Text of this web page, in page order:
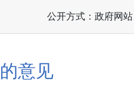
公开方式：政府网站
意见